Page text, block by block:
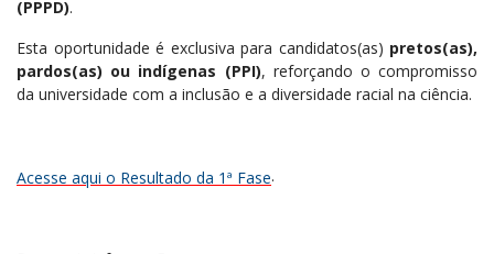
(PPPD).
Esta oportunidade é exclusiva para candidatos(as) pretos(as),
pardos(as) ou indígenas (PPI), reforçando o compromisso
da universidade com a inclusão e a diversidade racial na ciência.
Acesse aqui o Resultado da 1ª Fase.